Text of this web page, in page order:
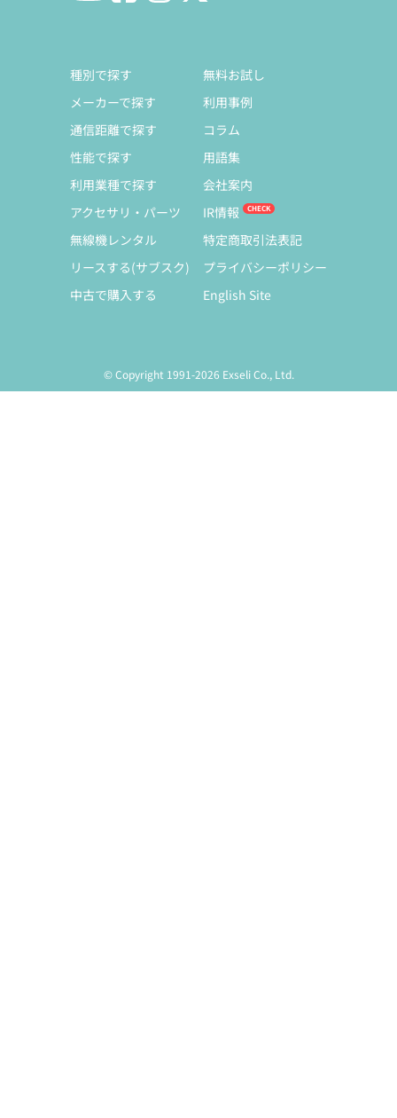
種別で探す
メーカーで探す
通信距離で探す
性能で探す
利用業種で探す
アクセサリ・パーツ
無線機レンタル
リースする(サブスク)
中古で購入する
無料お試し
利用事例
コラム
用語集
会社案内
IR情報
特定商取引法表記
プライバシーポリシー
English Site
© Copyright 1991-2026 Exseli Co., Ltd.